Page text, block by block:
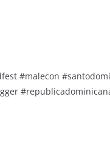
#malecon